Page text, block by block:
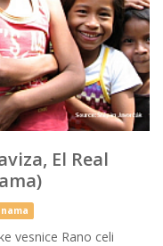
El Real
vesnice Rano celi